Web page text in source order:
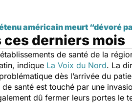
américain meurt “dévoré
derniers mois
de santé de la
indique La Voix du Nord. La
dès l’arrivée du
santé est touché par une
dû fermer leurs portes le